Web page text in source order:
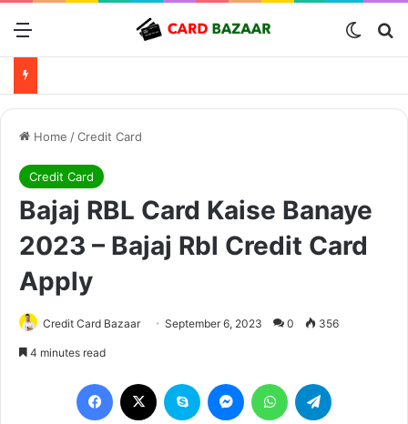
Menu
Home /Credit Card
Credit Card
Bajaj RBL Card Kaise Banaye
2023 – Bajaj Rbl Credit Card
Apply
Credit Card Bazaar September 6, 2023 0 356
4 minutes read
Facebook Skype MessengerWhatsApp